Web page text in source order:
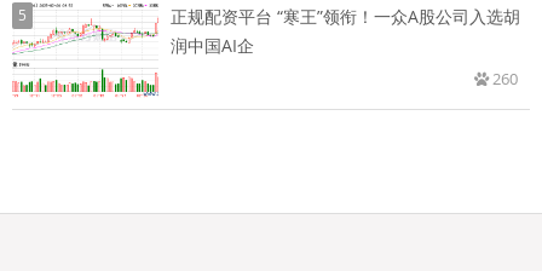
5
正规配资平台 “寒王”领衔！一众A股公司入选胡
润中国AI企
260